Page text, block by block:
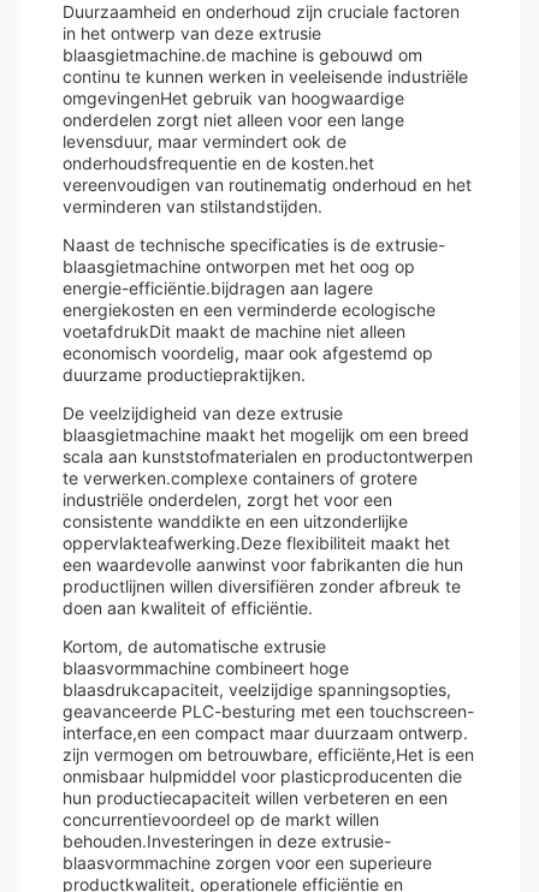
Duurzaamheid en onderhoud zijn cruciale factoren
in het ontwerp van deze extrusie
blaasgietmachine.de machine is gebouwd om
continu te kunnen werken in veeleisende industriële
omgevingenHet gebruik van hoogwaardige
onderdelen zorgt niet alleen voor een lange
levensduur, maar vermindert ook de
onderhoudsfrequentie en de kosten.het
vereenvoudigen van routinematig onderhoud en het
verminderen van stilstandstijden.
Naast de technische specificaties is de extrusie-
blaasgietmachine ontworpen met het oog op
energie-efficiëntie.bijdragen aan lagere
energiekosten en een verminderde ecologische
voetafdrukDit maakt de machine niet alleen
economisch voordelig, maar ook afgestemd op
duurzame productiepraktijken.
De veelzijdigheid van deze extrusie
blaasgietmachine maakt het mogelijk om een breed
scala aan kunststofmaterialen en productontwerpen
te verwerken.complexe containers of grotere
industriële onderdelen, zorgt het voor een
consistente wanddikte en een uitzonderlijke
oppervlakteafwerking.Deze flexibiliteit maakt het
een waardevolle aanwinst voor fabrikanten die hun
productlijnen willen diversifiëren zonder afbreuk te
doen aan kwaliteit of efficiëntie.
Kortom, de automatische extrusie
blaasvormmachine combineert hoge
blaasdrukcapaciteit, veelzijdige spanningsopties,
geavanceerde PLC-besturing met een touchscreen-
interface,en een compact maar duurzaam ontwerp.
zijn vermogen om betrouwbare, efficiënte,Het is een
onmisbaar hulpmiddel voor plasticproducenten die
hun productiecapaciteit willen verbeteren en een
concurrentievoordeel op de markt willen
behouden.Investeringen in deze extrusie-
blaasvormmachine zorgen voor een superieure
productkwaliteit, operationele efficiëntie en